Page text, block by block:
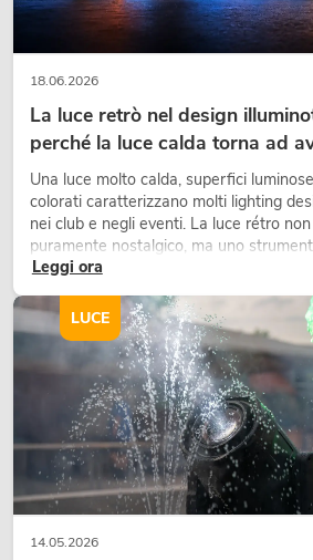
18.06.2026
La luce retrò nel design
perché la luce calda torna ad
Una luce molto calda, superfici
colorati caratterizzano molti lighting
nei club e negli eventi. La luce rétro
puramente nostalgico, ma uno
in modo consapevole: crea atmosfera,
scene e può rendere più emozionali i
Leggi ora
14.05.2026
LUCE